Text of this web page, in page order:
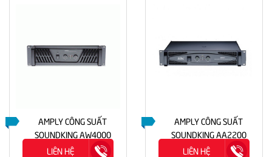
AMPLY CÔNG SUẤT
SOUNDKING AW4000
LIÊN HỆ
AMPLY CÔNG SUẤT
SOUNDKING AA2200
LIÊN HỆ